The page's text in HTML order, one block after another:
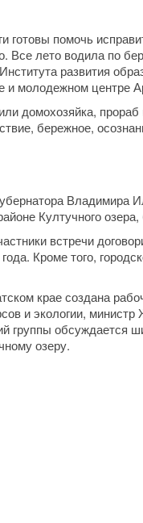
готовы помочь
Все лето водила по
развития
и молодежном центре
домохозяйка,
бережное,
Владимира
Култучного
встречи
Кроме того,
крае создана
и экологии,
группы обсуждается
озеру.